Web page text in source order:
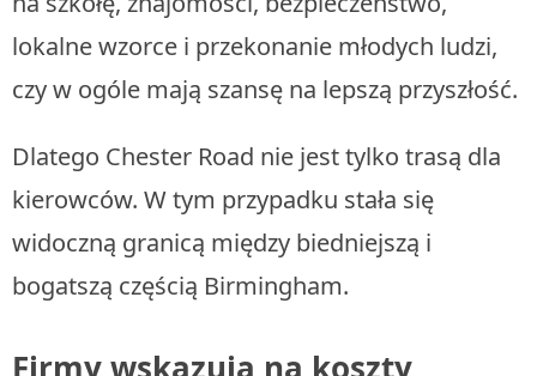
lokalne wzorce i przekonanie młodych ludzi,
czy w ogóle mają szansę na lepszą przyszłość.
Dlatego Chester Road nie jest tylko trasą dla
kierowców. W tym przypadku stała się
widoczną granicą między biedniejszą i
bogatszą częścią Birmingham.